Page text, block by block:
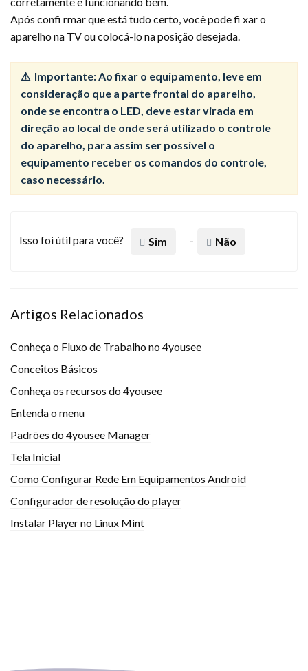
Após confi rmar que está tudo certo, você pode fi xar o
aparelho na TV ou colocá-lo na posição desejada.
⚠ ️ Importante: Ao fixar o equipamento, leve em
consideração que a parte frontal do aparelho,
onde se encontra o LED, deve estar virada em
direção ao local de onde será utilizado o controle
do aparelho, para assim ser possível o
equipamento receber os comandos do controle,
caso necessário.
Isso foi útil para você? Sim Não
Artigos Relacionados
Conheça o Fluxo de Trabalho no 4yousee
Conceitos Básicos
Conheça os recursos do 4yousee
Entenda o menu
Padrões do 4yousee Manager
Tela Inicial
Como Configurar Rede Em Equipamentos Android
Configurador de resolução do player
Instalar Player no Linux Mint